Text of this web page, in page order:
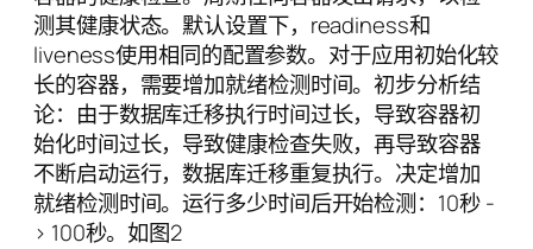
测其健康状态。默认设置下，readiness和
liveness使用相同的配置参数。对于应用初始化较
长的容器，需要增加就绪检测时间。初步分析结
论：由于数据库迁移执行时间过长，导致容器初
始化时间过长，导致健康检查失败，再导致容器
不断启动运行，数据库迁移重复执行。决定增加
就绪检测时间。运行多少时间后开始检测：10秒 -
> 100秒。如图2